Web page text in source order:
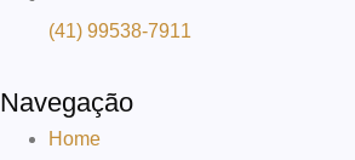
(41) 99538-7911
Navegação
Home